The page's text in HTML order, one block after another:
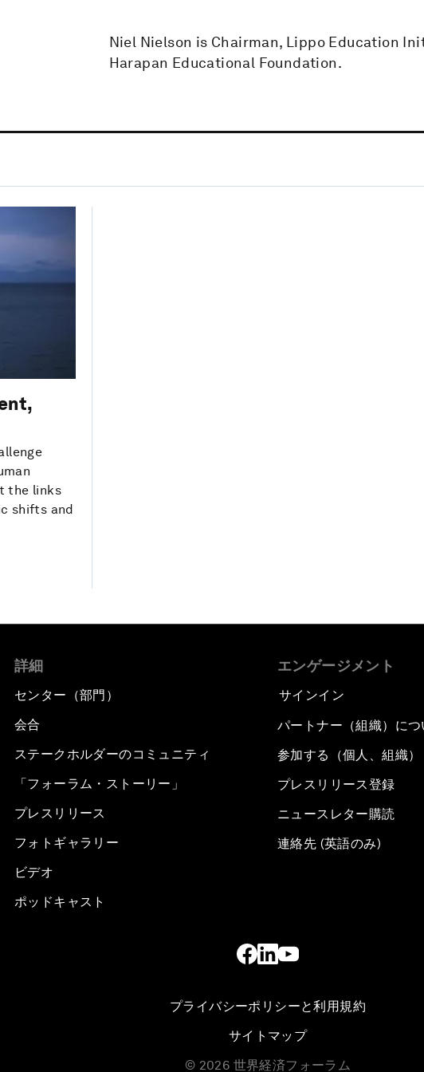
Niel Nielson is Chairman, Lippo Education
Harapan Educational Foundation.
the links
shifts and
詳細
センター（部門）
会合
ステークホルダーのコミュニティ
「フォーラム・ストーリー」
プレスリリース
フォトギャラリー
ビデオ
ポッドキャスト
エンゲージメント
サインイン
パートナー（組織）につ
参加する（個人、組織）
プレスリリース登録
ニュースレター購読
連絡先 (英語のみ)
プライバシーポリシーと利用規約
サイトマップ
© 2026 世界経済フォーラム